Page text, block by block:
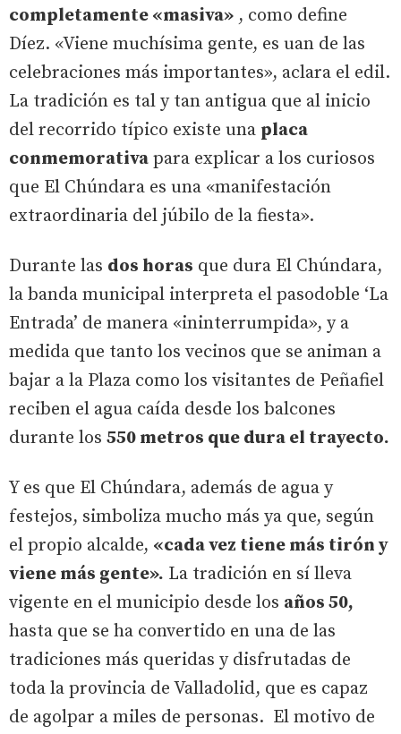
completamente «masiva» , como define
Díez. «Viene muchísima gente, es uan de las
celebraciones más importantes», aclara el edil.
La tradición es tal y tan antigua que al inicio
del recorrido típico existe una placa
conmemorativa para explicar a los curiosos
que El Chúndara es una «manifestación
extraordinaria del júbilo de la fiesta».
Durante las dos horas que dura El Chúndara,
la banda municipal interpreta el pasodoble ‘La
Entrada’ de manera «ininterrumpida», y a
medida que tanto los vecinos que se animan a
bajar a la Plaza como los visitantes de Peñafiel
reciben el agua caída desde los balcones
durante los 550 metros que dura el trayecto.
Y es que El Chúndara, además de agua y
festejos, simboliza mucho más ya que, según
el propio alcalde, «cada vez tiene más tirón y
viene más gente». La tradición en sí lleva
vigente en el municipio desde los años 50,
hasta que se ha convertido en una de las
tradiciones más queridas y disfrutadas de
toda la provincia de Valladolid, que es capaz
de agolpar a miles de personas. El motivo de